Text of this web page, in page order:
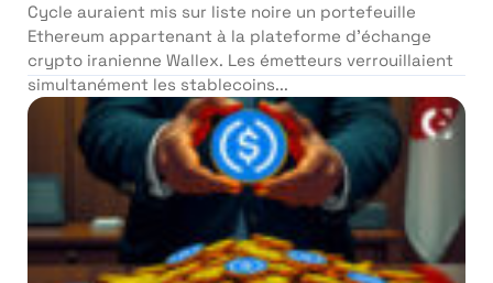
Cycle auraient mis sur liste noire un portefeuille
Ethereum appartenant à la plateforme d’échange
crypto iranienne Wallex. Les émetteurs verrouillaient
simultanément les stablecoins...